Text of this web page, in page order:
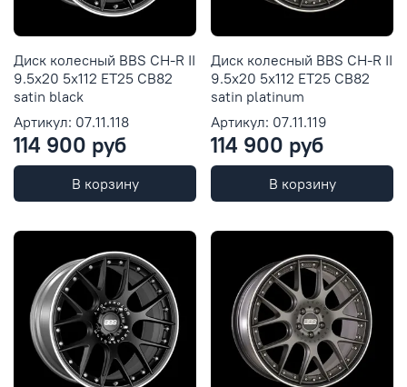
Диск колесный BBS CH-R II
9.5x20 5x112 ET25 CB82
satin black
Артикул: 07.11.118
114 900 руб
В корзину
Диск колесный BBS CH-R II
9.5x20 5x112 ET25 CB82
satin platinum
Артикул: 07.11.119
114 900 руб
В корзину